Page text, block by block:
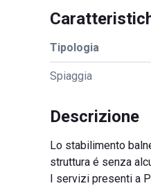
Tipologia
Spiaggia
Descrizione
Lo stabilimento
struttura é senza
I servizi presenti a